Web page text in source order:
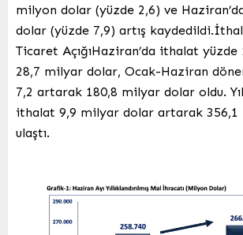
milyon dolar (yüzde 2,6) ve
dolar (yüzde 7,9) artış
Ticaret AçığıHaziran’da ithalat
28,7 milyar dolar, Ocak-Haziran
7,2 artarak 180,8 milyar dolar oldu.
ithalat 9,9 milyar dolar artarak 356,1
ulaştı.